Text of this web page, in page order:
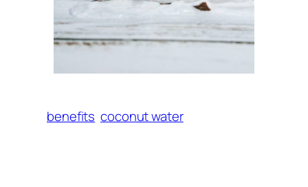
benefits coconut water